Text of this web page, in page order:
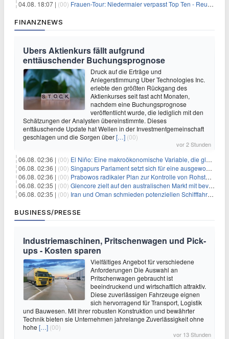
04.08. 18:07 | (00) Frauen-Tour: Niedermaier verpasst Top Ten - Reusser siegt
FINANZNEWS
Ubers Aktienkurs fällt aufgrund
enttäuschender Buchungsprognose
Druck auf die Erträge und
Anlegerstimmung Uber Technologies Inc.
erlebte den größten Rückgang des
Aktienkurses seit fast acht Monaten,
nachdem eine Buchungsprognose
veröffentlicht wurde, die lediglich mit den
Schätzungen der Analysten übereinstimmte. Dieses
enttäuschende Update hat Wellen in der Investmentgemeinschaft
geschlagen und die Sorgen über[…] (00)
vor 2 Stunden
06.08. 02:36 | (00) El Niño: Eine makroökonomische Variable, die globale Wirtschaftslandschaften umgestaltet
06.08. 02:36 | (00) Singapurs Parlament setzt sich für eine ausgewogene wirtschaftliche Zukunft ein
06.08. 02:36 | (00) Prabowos radikaler Plan zur Kontrolle von Rohstoffexporten steht vor konkurrierenden Visionen
06.08. 02:35 | (00) Glencore zielt auf den australischen Markt mit bevorstehendem Sekundärlisting
06.08. 02:35 | (00) Iran und Oman schmieden potenziellen Schifffahrtsvertrag im Hormuskanal
BUSINESS/PRESSE
Industriemaschinen, Pritschenwagen und Pick-
ups - Kosten sparen
Vielfältiges Angebot für verschiedene
Anforderungen Die Auswahl an
Pritschenwagen gebraucht ist
beeindruckend und wirtschaftlich attraktiv.
Diese zuverlässigen Fahrzeuge eignen
sich hervorragend für Transport, Logistik
und Bauwesen. Mit ihrer robusten Konstruktion und bewährter
Technik bieten sie Unternehmen jahrelange Zuverlässigkeit ohne
hohe […] (00)
vor 13 Stunden